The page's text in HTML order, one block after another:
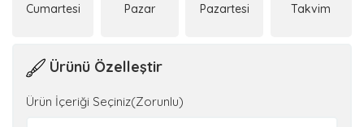
Cumartesi Pazar Pazartesi Takvim
Ürünü Özelleştir
Ürün İçeriği Seçiniz(Zorunlu)